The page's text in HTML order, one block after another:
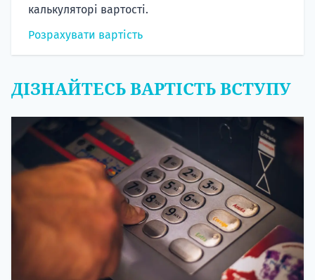
калькуляторі вартості.
Розрахувати вартість
ДІЗНАЙТЕСЬ ВАРТІСТЬ ВСТУПУ